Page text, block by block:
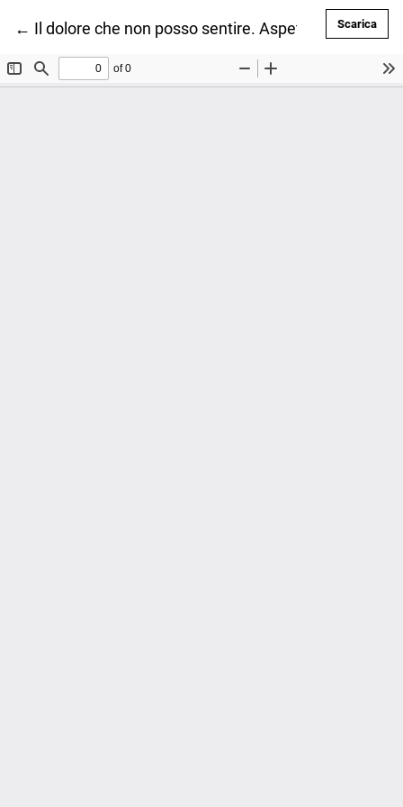
← Ritorna ai dettagli dell'articolo
Il dolore che non posso sentire. Aspetti clinici e
Scarica